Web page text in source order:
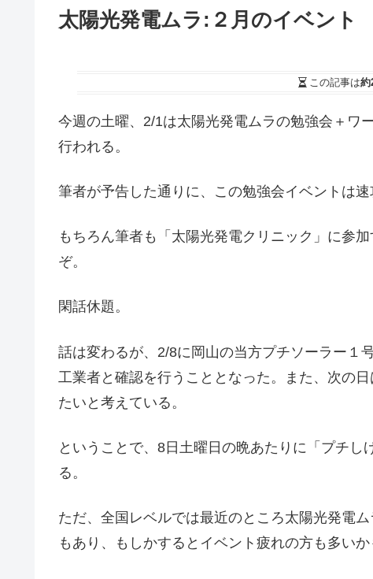
太陽光発電ムラ:２月のイベント
この記事は約
今週の土曜、2/1は太陽光発電ムラの勉強会＋ワ
行われる。
筆者が予告した通りに、この勉強会イベントは
もちろん筆者も「太陽光発電クリニック」に参
ぞ。
閑話休題。
話は変わるが、2/8に岡山の当方プチソーラー１
工業者と確認を行うこととなった。また、次の
たいと考えている。
ということで、8日土曜日の晩あたりに「プチ
る。
ただ、全国レベルでは最近のところ太陽光発電
もあり、もしかするとイベント疲れの方も多いか